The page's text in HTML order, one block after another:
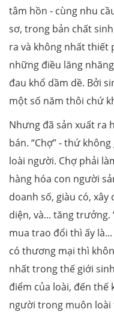
tâm hồn - cùng nhu
sơ, trong bản chất
ra và không nhất thiết
những điều lăng
đau khổ dầm dề. Bởi
một số năm thôi chứ
Nhưng đã sản xuất ra
bán. “Chợ” - thứ
loài người. Chợ phải
hàng hóa con người
doanh số, giàu có,
diện, và... tăng trưởng.
mua trao đổi thì ấy
có thương mại thì
nhất trong thế giới
điểm của loài, đến thế
người trong muôn